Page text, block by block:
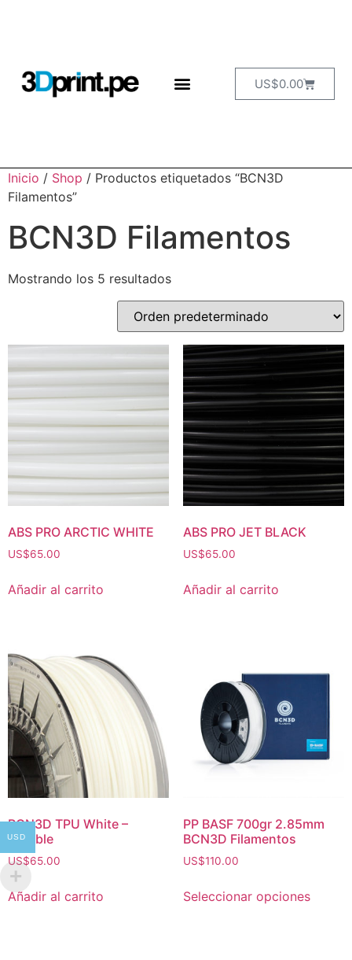
US$0.00
Inicio / Shop / Productos etiquetados “BCN3D
Filamentos”
BCN3D Filamentos
Mostrando los 5 resultados
ABS PRO ARCTIC WHITE
US$65.00
Añadir al carrito
ABS PRO JET BLACK
US$65.00
Añadir al carrito
BCN3D TPU White –
Flexible
US$65.00
Añadir al carrito
PP BASF 700gr 2.85mm
BCN3D Filamentos
US$110.00
Seleccionar opciones
USD